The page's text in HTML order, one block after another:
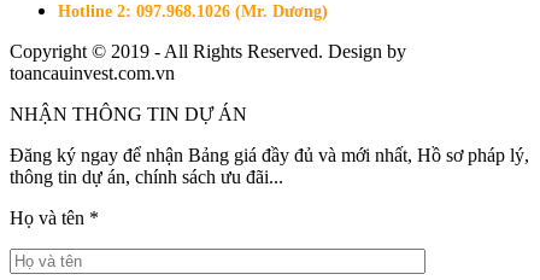
Hotline 2: 097.968.1026 (Mr. Dương)
Copyright © 2019 - All Rights Reserved. Design by
toancauinvest.com.vn
NHẬN THÔNG TIN DỰ ÁN
Đăng ký ngay để nhận Bảng giá đầy đủ và mới nhất, Hồ sơ pháp lý,
thông tin dự án, chính sách ưu đãi...
Họ và tên *